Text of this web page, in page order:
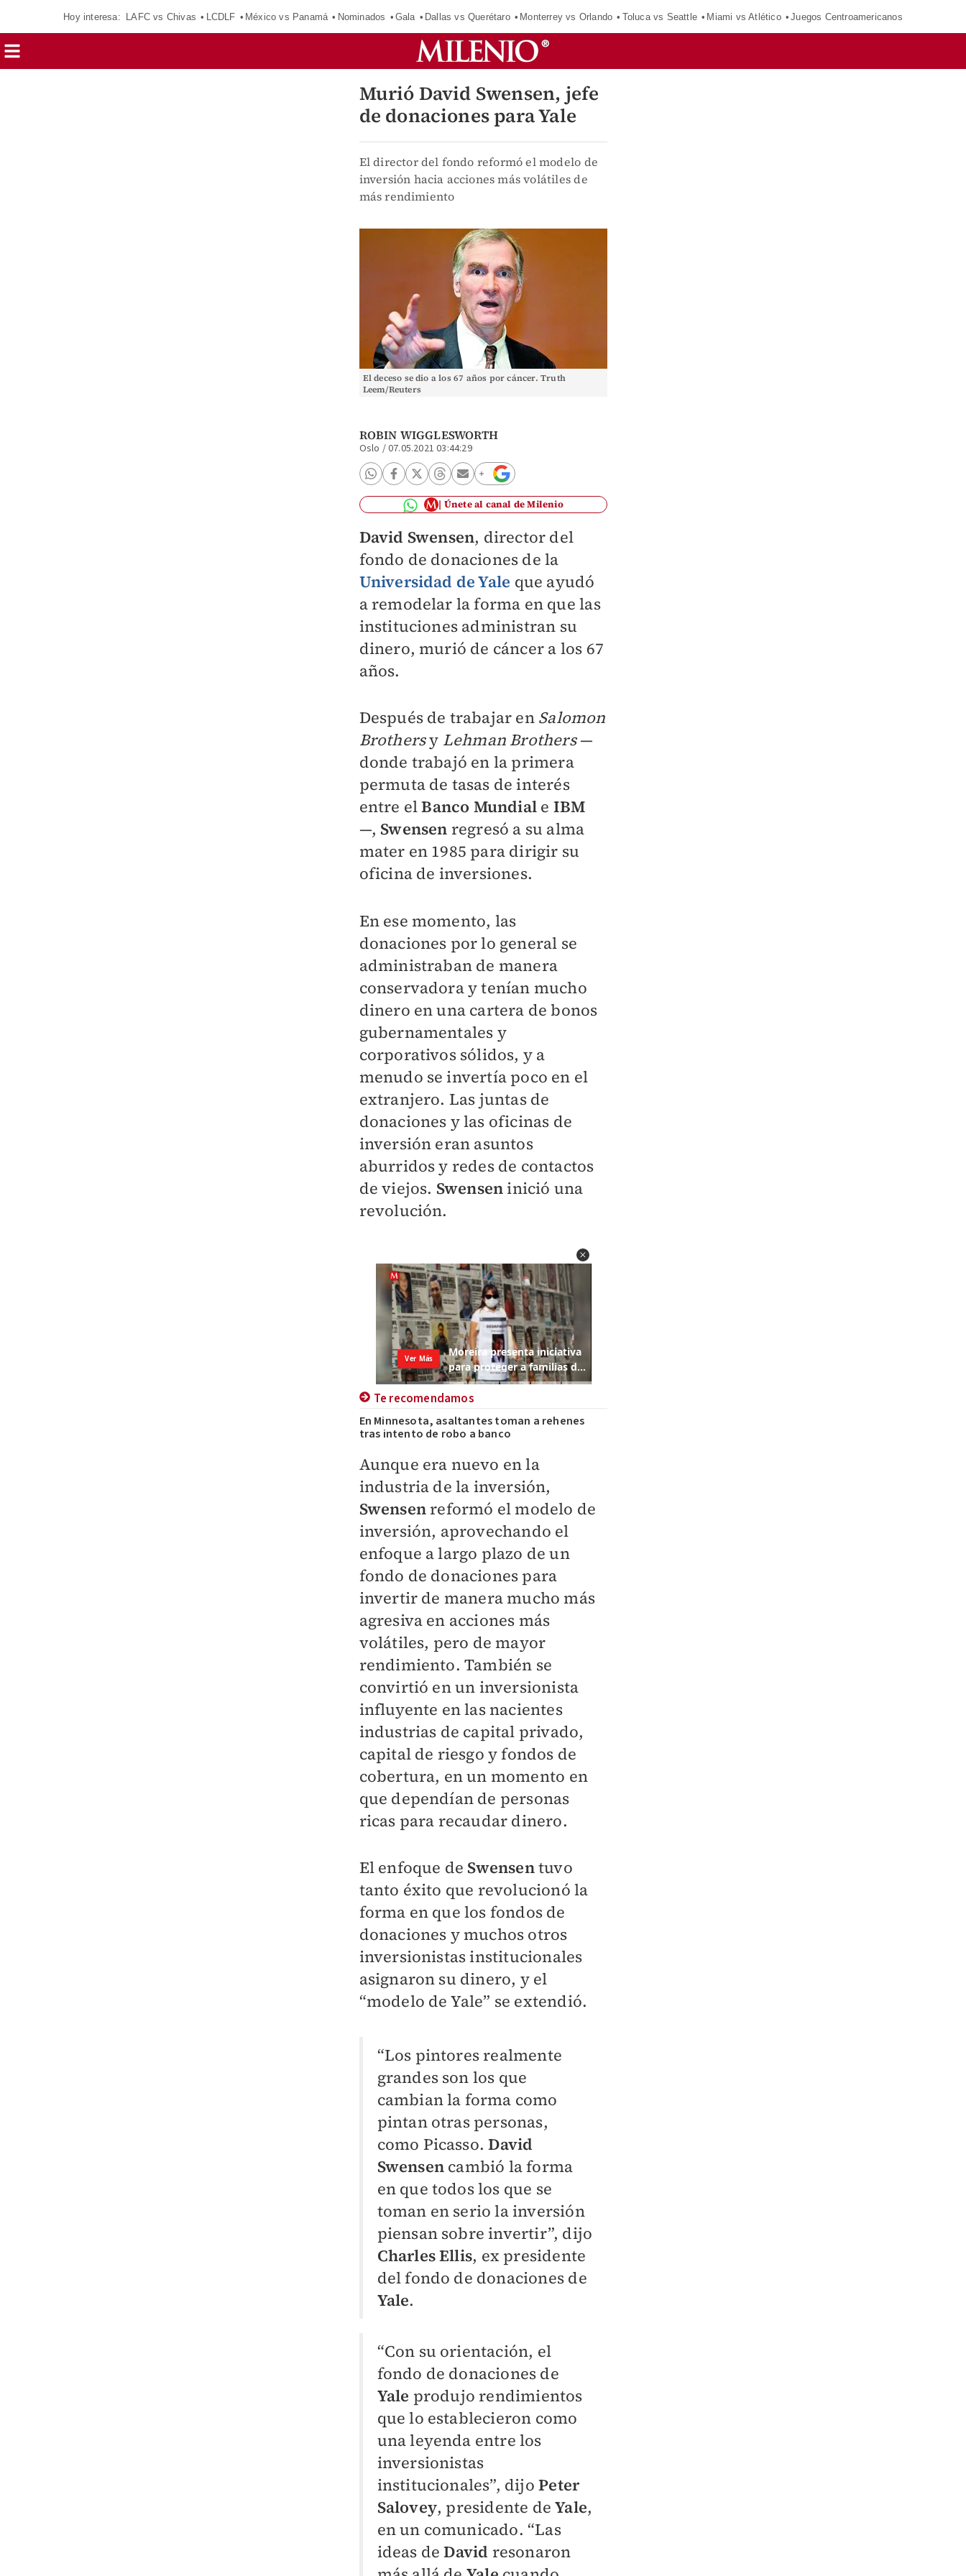
Hoy interesa: LAFC vs Chivas LCDLF México vs Panamá Nominados Gala Dallas vs Querétaro Monterrey vs Orlando Toluca vs Seattle Miami vs Atlético Juegos Centroamericanos
Murió David Swensen, jefe
de donaciones para Yale
El director del fondo reformó el modelo de
inversión hacia acciones más volátiles de
más rendimiento
El deceso se dio a los 67 años por cáncer. Truth
Leem/Reuters
ROBIN WIGGLESWORTH
Oslo /07.05.2021 03:44:29
Únete al canal de Milenio
David Swensen, director del
fondo de donaciones de la
Universidad de Yale que ayudó
a remodelar la forma en que las
instituciones administran su
dinero, murió de cáncer a los 67
años.
Después de trabajar en Salomon
Brothersy Lehman Brothers—
donde trabajó en la primera
permuta de tasas de interés
entre elBanco Mundiale IBM
—, Swensen regresó a su alma
mater en 1985 para dirigir su
oficina de inversiones.
En ese momento, las
donaciones por lo general se
administraban de manera
conservadora y tenían mucho
dinero en una cartera de bonos
gubernamentales y
corporativos sólidos, y a
menudo se invertía poco en el
extranjero. Las juntas de
donaciones y las oficinas de
inversión eran asuntos
aburridos y redes de contactos
de viejos. Swenseninició una
revolución.
Te recomendamos
En Minnesota, asaltantes toman a rehenes
tras intento de robo a banco
Aunque era nuevo en la
industria de la inversión,
Swensenreformó el modelo de
inversión, aprovechando el
enfoque a largo plazo de un
fondo de donaciones para
invertir de manera mucho más
agresiva en acciones más
volátiles, pero de mayor
rendimiento. También se
convirtió en un inversionista
influyente en las nacientes
industrias de capital privado,
capital de riesgo y fondos de
cobertura, en un momento en
que dependían de personas
ricas para recaudar dinero.
El enfoque de Swensentuvo
tanto éxito que revolucionó la
forma en que los fondos de
donaciones y muchos otros
inversionistas institucionales
asignaron su dinero, y el
“modelo de Yale” se extendió.
“Los pintores realmente
grandes son los que
cambian la forma como
pintan otras personas,
como Picasso.David
Swensencambió la forma
en que todos los que se
toman en serio la inversión
piensan sobre invertir”, dijo
Charles Ellis, ex presidente
del fondo de donaciones de
Yale.
“Con su orientación, el
fondo de donaciones de
Yale produjo rendimientos
que lo establecieron como
una leyenda entre los
inversionistas
institucionales”, dijoPeter
Salovey, presidente deYale,
en un comunicado. “Las
ideas deDavid resonaron